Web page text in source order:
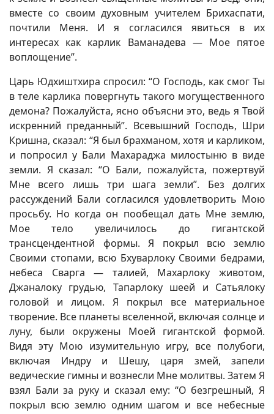
вместе со своим духовным учителем Брихаспати,
почтили Меня. И я согласился явиться в их
интересах как карлик Ваманадева — Мое пятое
воплощение”.
Царь Юдхиштхира спросил: “О Господь, как смог Ты
в теле карлика повергнуть такого могущественного
демона? Пожалуйста, ясно объясни это, ведь я Твой
искренний преданный”. Всевышний Господь, Шри
Кришна, сказал: “Я был брахманом, хотя и карликом,
и попросил у Бали Махараджа милостыню в виде
земли. Я сказал: “О Бали, пожалуйста, пожертвуй
Мне всего лишь три шага земли”. Без долгих
рассуждений Бали согласился удовлетворить Мою
просьбу. Но когда он пообещал дать Мне землю,
Мое тело увеличилось до гигантской
трансцендентной формы. Я покрыл всю землю
Своими стопами, всю Бхуварлоку Своими бедрами,
небеса Сварга — талией, Махарлоку животом,
Джаналоку грудью, Тапарлоку шеей и Сатьялоку
головой и лицом. Я покрыл все материальное
творение. Все планеты вселенной, включая солнце и
луну, были окружены Моей гигантской формой.
Видя эту Мою изумительную игру, все полубоги,
включая Индру и Шешу, царя змей, запели
ведические гимны и вознесли Мне молитвы. Затем Я
взял Бали за руку и сказал ему: “О безгрешный, Я
покрыл всю землю одним шагом и все небесные